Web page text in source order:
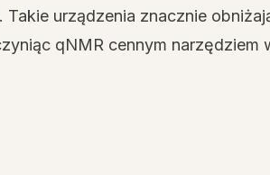
urządzenia znacznie
qNMR cennym narzędziem